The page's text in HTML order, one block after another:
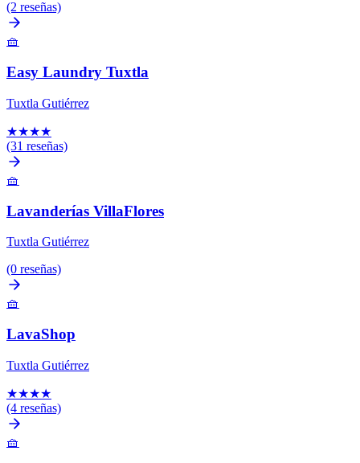
(2 reseñas)
🧺
Easy Laundry Tuxtla
Tuxtla Gutiérrez
★★★★
(31 reseñas)
🧺
Lavanderías VillaFlores
Tuxtla Gutiérrez
(0 reseñas)
🧺
LavaShop
Tuxtla Gutiérrez
★★★★
(4 reseñas)
🧺